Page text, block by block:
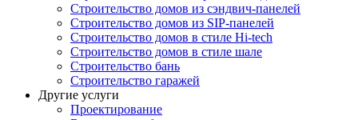
Строительство домов из сэндвич-панелей
Строительство домов из SIP-панелей
Строительство домов в стиле Hi-tech
Строительство домов в стиле шале
Строительство бань
Строительство гаражей
Другие услуги
Проектирование